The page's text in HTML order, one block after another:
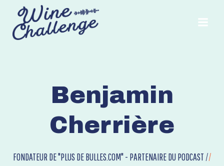
Benjamin
Cherrière
FONDATEUR DE "PLUS DE BULLES.COM" - PARTENAIRE DU PODCAST //